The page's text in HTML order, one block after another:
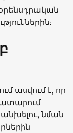
ասվում է, որ
նման